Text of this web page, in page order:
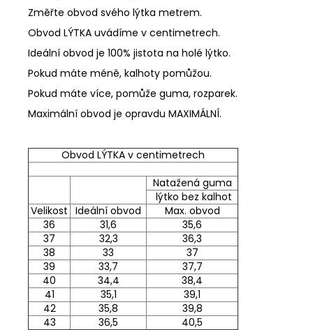
Změřte obvod svého lýtka metrem.
Obvod LÝTKA uvádíme v centimetrech.
Ideální obvod je 100% jistota na holé lýtko.
Pokud máte méně, kalhoty pomůžou.
Pokud máte více, pomůže guma, rozparek.
Maximální obvod je opravdu MAXIMÁLNÍ.
Obvod LÝTKA v centimetrech
Natažená guma
lýtko bez kalhot
Velikost Ideální obvod
Max. obvod
36
31,6
35,6
37
32,3
36,3
38
33
37
39
33,7
37,7
40
34,4
38,4
41
35,1
39,1
42
35,8
39,8
43
36,5 40,5